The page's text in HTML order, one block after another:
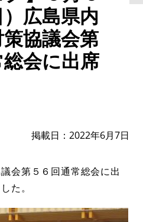
広島県内
協議会第
会に出席
掲載日 2022年6月7日
会第５６回通常総会に出
た。